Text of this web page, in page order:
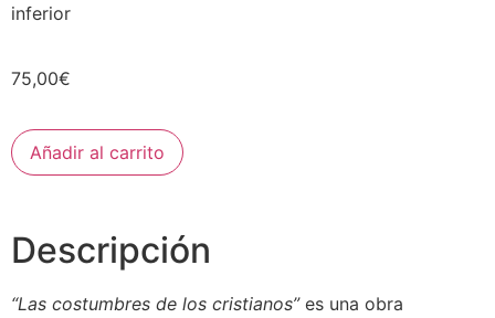
inferior
75,00€
Añadir al carrito
Descripción
“Las costumbres de los cristianos” es una obra